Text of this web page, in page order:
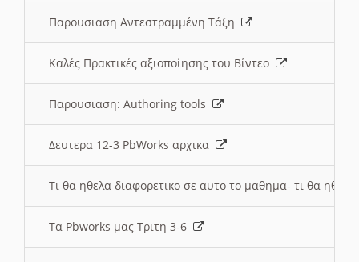
Παρουσιαση Αντεστραμμένη Τάξη
Καλές Πρακτικές αξιοποίησης του Βίντεο
Παρουσιαση: Authoring tools
Δευτερα 12-3 PbWorks αρχικα
Τι θα ηθελα διαφορετικο σε αυτο το μαθημα- τι θα
Τα Pbworks μας Τριτη 3-6